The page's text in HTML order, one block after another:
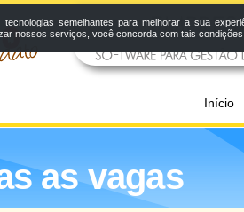
Início
as vagas
semelhantes para melhorar a sua
nossos serviços, você concorda com tais